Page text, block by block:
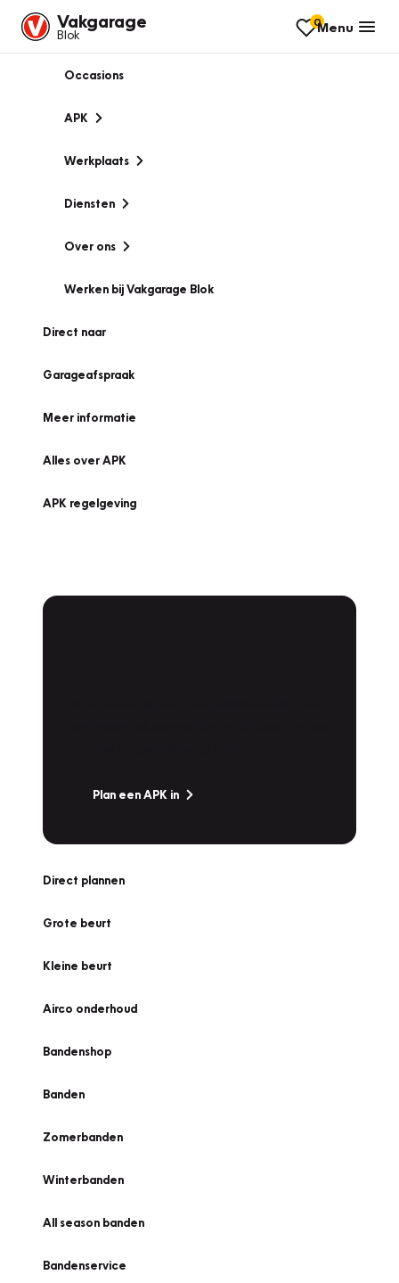
Vakgarage
Blok
0Menu
Occasions
APK
Werkplaats
Diensten
Over ons
Werken bij Vakgarage Blok
Direct naar
Garageafspraak
Meer informatie
Alles over APK
APK regelgeving
Plan een APK in
Direct plannen
Grote beurt
Kleine beurt
Airco onderhoud
Bandenshop
Banden
Zomerbanden
Winterbanden
All season banden
Bandenservice